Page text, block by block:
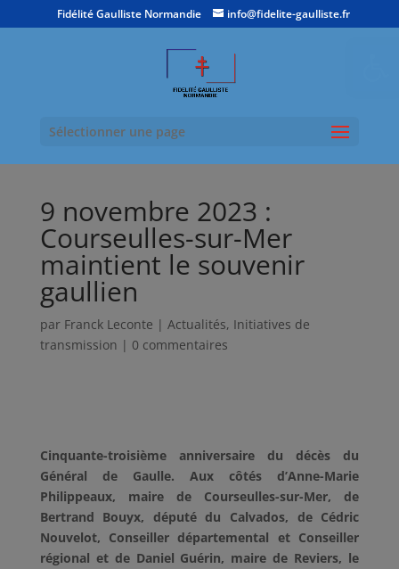
Fidélité Gaulliste Normandie info@fidelite-gaulliste.fr
Sélectionner une page
9 novembre 2023 :
Courseulles-sur-Mer
maintient le souvenir
gaullien
par Franck Leconte | Actualités, Initiatives de
transmission | 0 commentaires
Cinquante-troisième anniversaire du décès du
Général de Gaulle. Aux côtés d’Anne-Marie
Philippeaux, maire de Courseulles-sur-Mer, de
Bertrand Bouyx, député du Calvados, de Cédric
Nouvelot, Conseiller départemental et Conseiller
régional et de Daniel Guérin, maire de Reviers, le